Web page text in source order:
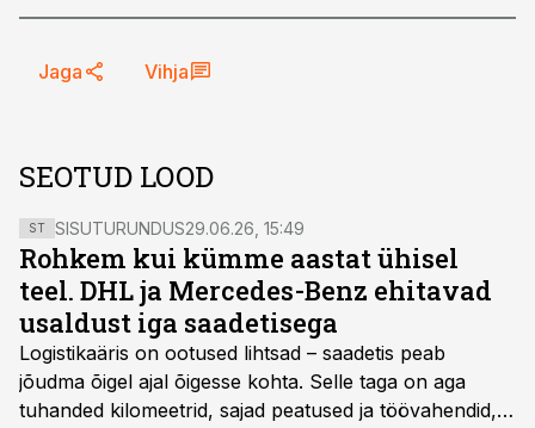
Jaga Vihja
SEOTUD LOOD
ST SISUTURUNDUS29.06.26, 15:49
Rohkem kui kümme aastat ühisel
teel. DHL ja Mercedes-Benz ehitavad
usaldust iga saadetisega
Logistikaäris on ootused lihtsad – saadetis peab
jõudma õigel ajal õigesse kohta. Selle taga on aga
tuhanded kilomeetrid, sajad peatused ja töövahendid,